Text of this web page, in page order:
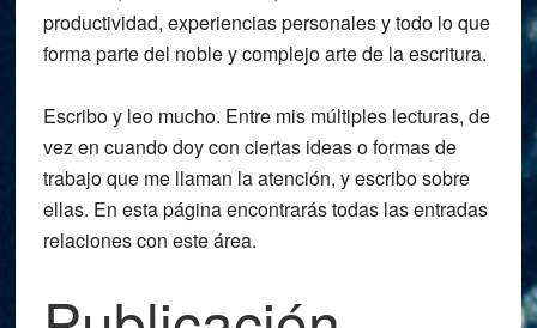
productividad, experiencias personales y todo lo que
forma parte del noble y complejo arte de la escritura.
Escribo y leo mucho. Entre mis múltiples lecturas, de
vez en cuando doy con ciertas ideas o formas de
trabajo que me llaman la atención, y escribo sobre
ellas. En esta página encontrarás todas las entradas
relaciones con este área.